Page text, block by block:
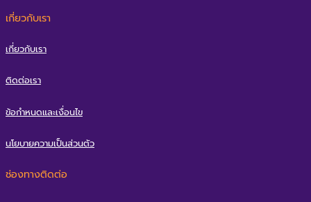
เกี่ยวกับเรา
เกี่ยวกับเรา
ติดต่อเรา
ข้อกำหนดและเงื่อนไข
นโยบายความเป็นส่วนตัว
ช่องทางติดต่อ